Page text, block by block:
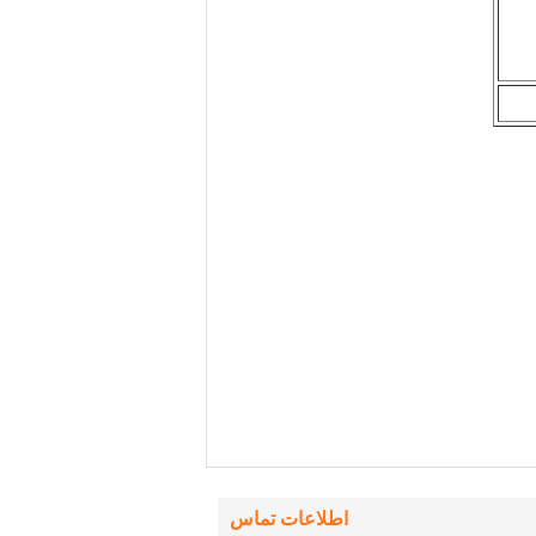
اطلاعات تماس